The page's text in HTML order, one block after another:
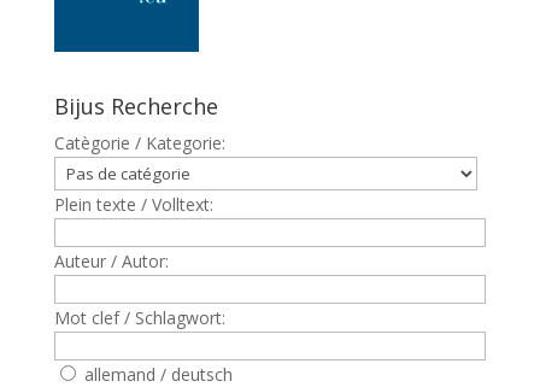
Bijus Recherche
Catègorie / Kategorie:
Plein texte / Volltext:
Auteur / Autor:
Mot clef / Schlagwort:
allemand / deutsch